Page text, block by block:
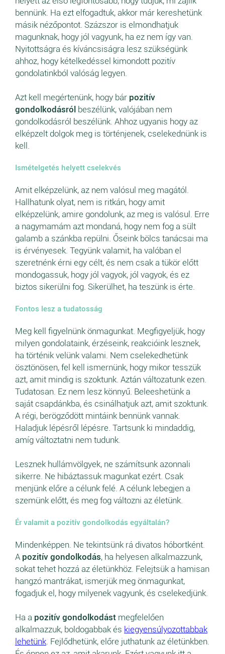
bennünk. Ha ezt elfogadtuk, akkor már kereshetünk
másik nézőpontot. Százszor is elmondhatjuk
magunknak, hogy jól vagyunk, ha ez nem így van.
Nyitottságra és kíváncsiságra lesz szükségünk
ahhoz, hogy kételkedéssel kimondott pozitív
gondolatinkból valóság legyen.
Azt kell megértenünk, hogy bár pozitív
gondolkodásról beszélünk, valójában nem
gondolkodásról beszélünk. Ahhoz ugyanis hogy az
elképzelt dolgok meg is történjenek, cselekednünk is
kell.
Ismételgetés helyett cselekvés
Amit elképzelünk, az nem valósul meg magától.
Hallhatunk olyat, nem is ritkán, hogy amit
elképzelünk, amire gondolunk, az meg is valósul. Erre
a nagymamám azt mondaná, hogy nem fog a sült
galamb a szánkba repülni. Őseink bölcs tanácsai ma
is érvényesek. Tegyünk valamit, ha valóban el
szeretnénk érni egy célt, és nem csak a tükör előtt
mondogassuk, hogy jól vagyok, jól vagyok, és ez
biztos sikerülni fog. Sikerülhet, ha teszünk is érte.
Fontos lesz a tudatosság
Meg kell figyelnünk önmagunkat. Megfigyeljük, hogy
milyen gondolataink, érzéseink, reakcióink lesznek,
ha történik velünk valami. Nem cselekedhetünk
ösztönösen, fel kell ismernünk, hogy mikor tesszük
azt, amit mindig is szoktunk. Aztán változatunk ezen.
Tudatosan. Ez nem lesz könnyű. Beleeshetünk a
saját csapdánkba, és csinálhatjuk azt, amit szoktunk.
A régi, berögződött mintáink bennünk vannak.
Haladjuk lépésről lépésre. Tartsunk ki mindaddig,
amíg változtatni nem tudunk.
Lesznek hullámvölgyek, ne számítsunk azonnali
sikerre. Ne hibáztassuk magunkat ezért. Csak
menjünk előre a célunk felé. A célunk lebegjen a
szemünk előtt, és meg fog változni az életünk.
Ér valamit a pozitív gondolkodás egyáltalán?
Mindenképpen. Ne tekintsünk rá divatos hóbortként.
A pozitív gondolkodás, ha helyesen alkalmazzunk,
sokat tehet hozzá az életünkhöz. Felejtsük a hamisan
hangzó mantrákat, ismerjük meg önmagunkat,
fogadjuk el, hogy milyenek vagyunk, és cselekedjünk.
Ha a pozitív gondolkodást megfelelően
alkalmazzuk, boldogabbak és kiegyensúlyozottabbak
lehetünk . Fejlődhetünk, előre juthatunk az életünkben.